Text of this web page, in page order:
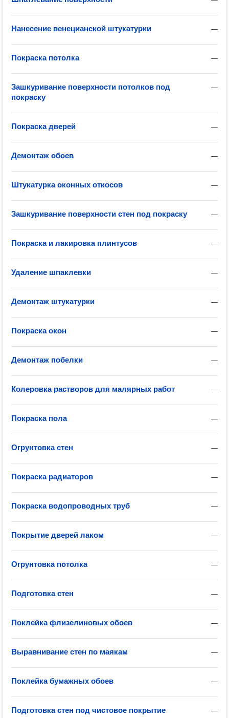
—
Нанесение венецианской штукатурки
—
Покраска потолка
—
Зашкуривание поверхности потолков под
покраску
—
Покраска дверей
—
Демонтаж обоев
—
Штукатурка оконных откосов
—
Зашкуривание поверхности стен под покраску
—
Покраска и лакировка плинтусов
—
Удаление шпаклевки
—
Демонтаж штукатурки
—
Покраска окон
—
Демонтаж побелки
—
Колеровка растворов для малярных работ
—
Покраска пола
—
Огрунтовка стен
—
Покраска радиаторов
—
Покраска водопроводных труб
—
Покрытие дверей лаком
—
Огрунтовка потолка
—
Подготовка стен
—
Поклейка флизелиновых обоев
—
Выравнивание стен по маякам
—
Поклейка бумажных обоев
—
Подготовка стен под чистовое покрытие